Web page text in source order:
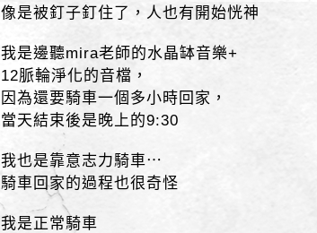
像是被釘子釘住了，人也有開始恍神
我是邊聽mira老師的水晶缽音樂+
12脈輪淨化的音檔，
因為還要騎車一個多小時回家，
當天結束後是晚上的9:30
我也是靠意志力騎車⋯
騎車回家的過程也很奇怪
我是正常騎車